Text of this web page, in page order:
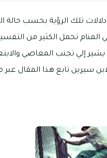
تلك الرؤية بحسب حالة
المنام تحمل الكثير من
إلي تجنب المعاصي
سيرين تابع هذا المقال عبر